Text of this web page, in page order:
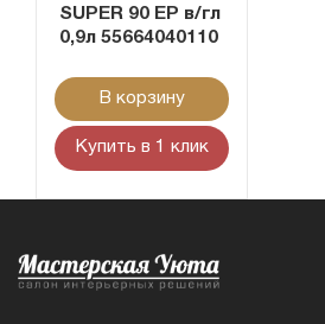
SUPER 90 EP в/гл
0,9л 55664040110
В корзину
Купить в 1 клик